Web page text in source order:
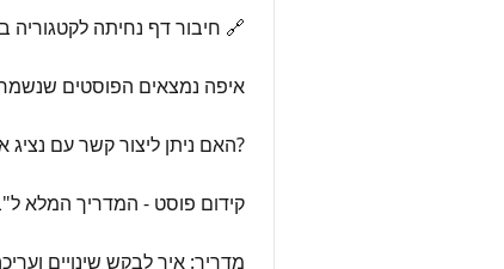
🔗 חיבור דף נחיתה לקטגוריה
איפה נמצאים הפוסטים
?האם ניתן ליצור קשר עם נציג
קידום פוסט - המדריך המלא
מדריך: איך לבקש שינויים